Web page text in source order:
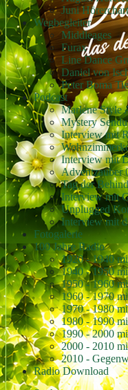
Juni
Wegbegleiter
Middleages
Furax
Line Dance
Daniel von
Peter Boma
Podcast
Marlene Style
Mystery
Interview mit
Interview mit
Adventzauber
Tag der
Interview mit
Unplugged
Interview mit
Fotogalerie
100 Jahre Radio
1920 - 1940
1940 - 1950
1950 - 1960
1960 - 1970
1970 - 1980
1980 - 1990
1990 - 2000
2000 - 2010
2010 -
Radio Download